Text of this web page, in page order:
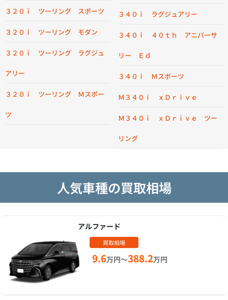
３２０ｉ ツーリング スポーツ
３２０ｉ ツーリング モダン
３２０ｉ ツーリング ラグジュ
アリー
３２０ｉ ツーリング Ｍスポー
ツ
３４０ｉ ラグジュアリー
３４０ｉ ４０ｔｈ アニバーサ
リー Ｅｄ
３４０ｉ Ｍスポーツ
Ｍ３４０ｉ ｘＤｒｉｖｅ
Ｍ３４０ｉ ｘＤｒｉｖｅ ツー
リング
人気車種の買取相場
アルファード
買取相場
9.6万円～388.2万円